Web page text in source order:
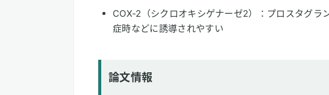
COX-2（シクロオキシゲナーゼ2）：プロスタグラ
症時などに誘導されやすい
論文情報